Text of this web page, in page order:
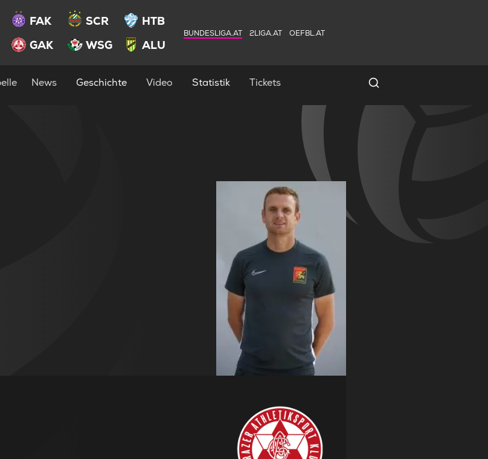
FAK SCR
HTB
GAK WSG ALU
BUNDESLIGA.AT 2LIGA.AT OEFBL.AT
News Geschichte Video Statistik Tickets Spielersuche